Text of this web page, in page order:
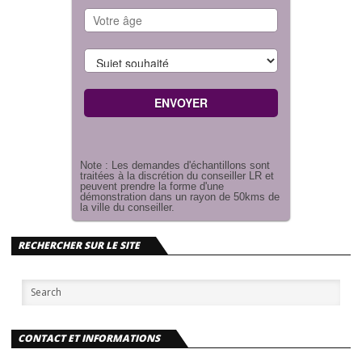
Note : Les demandes d'échantillons sont
traitées à la discrétion du conseiller LR et
peuvent prendre la forme d'une
démonstration dans un rayon de 50kms de
la ville du conseiller.
RECHERCHER SUR LE SITE
CONTACT ET INFORMATIONS